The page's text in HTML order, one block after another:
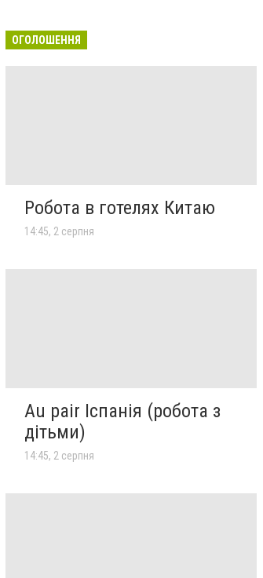
ОГОЛОШЕННЯ
Робота в готелях Китаю
14:45, 2 серпня
Au pair Іспанія (робота з
дітьми)
14:45, 2 серпня